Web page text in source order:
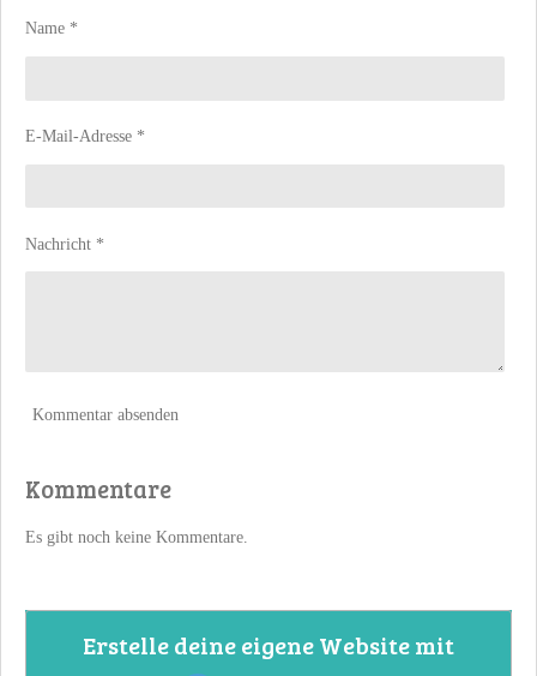
Name *
E-Mail-Adresse *
Nachricht *
Kommentar absenden
Kommentare
Es gibt noch keine Kommentare.
Erstelle deine eigene Website mit